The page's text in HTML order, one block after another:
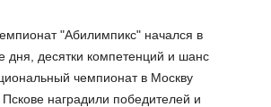
"Абилимпикс" начался в
дня, десятки компетенций и шанс
чемпионат в Москву
наградили победителей и